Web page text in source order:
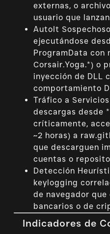
externas, o
usuario que
AutoIt
ejecutándose
ProgramData con
Corsair.Yoga.*) o
inyección de DLL
comportamiento
Tráfico a
descargas desde
críticamente,
~2 horas) a
que descarguen
cuentas o
Detección
keylogging
de navegador
bancarios o de
Indicadores de